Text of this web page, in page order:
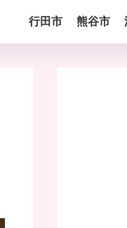
行田市 熊谷市